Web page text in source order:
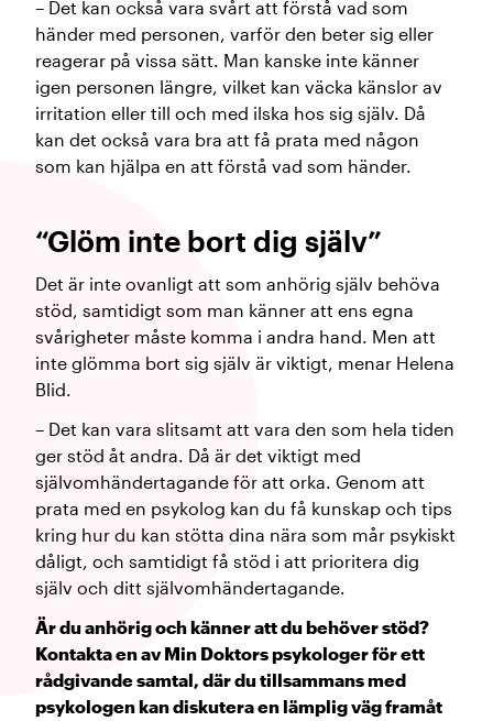
– Det kan också vara svårt att förstå vad som
händer med personen, varför den beter sig eller
reagerar på vissa sätt. Man kanske inte känner
igen personen längre, vilket kan väcka känslor av
irritation eller till och med ilska hos sig själv. Då
kan det också vara bra att få prata med någon
som kan hjälpa en att förstå vad som händer.
“Glöm inte bort dig själv”
Det är inte ovanligt att som anhörig själv behöva
stöd, samtidigt som man känner att ens egna
svårigheter måste komma i andra hand. Men att
inte glömma bort sig själv är viktigt, menar Helena
Blid.
– Det kan vara slitsamt att vara den som hela tiden
ger stöd åt andra. Då är det viktigt med
självomhändertagande för att orka. Genom att
prata med en psykolog kan du få kunskap och tips
kring hur du kan stötta dina nära som mår psykiskt
dåligt, och samtidigt få stöd i att prioritera dig
själv och ditt självomhändertagande.
Är du anhörig och känner att du behöver stöd?
Kontakta en av Min Doktors psykologer för ett
rådgivande samtal, där du tillsammans med
psykologen kan diskutera en lämplig väg framåt